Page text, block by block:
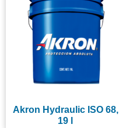
Akron Hydraulic ISO 68,
19 l